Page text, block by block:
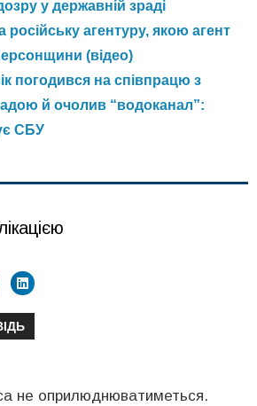
у державній зраді
агентуру, якою агент
(відео)
погодився на співпрацю з
й очолив “водоканал”:
СБУ
не оприлюднюватиметься.